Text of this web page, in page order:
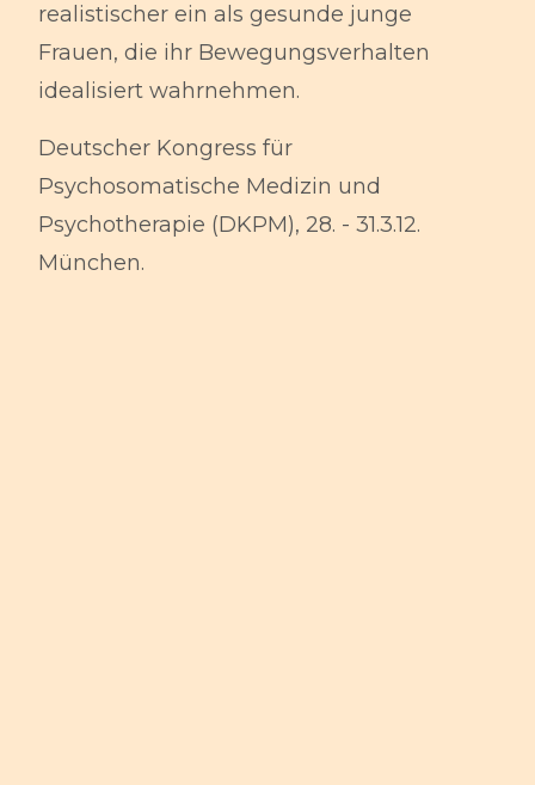
realistischer ein als gesunde junge
Frauen, die ihr Bewegungsverhalten
idealisiert wahrnehmen.
Deutscher Kongress für
Psychosomatische Medizin und
Psychotherapie (DKPM), 28. - 31.3.12.
München.